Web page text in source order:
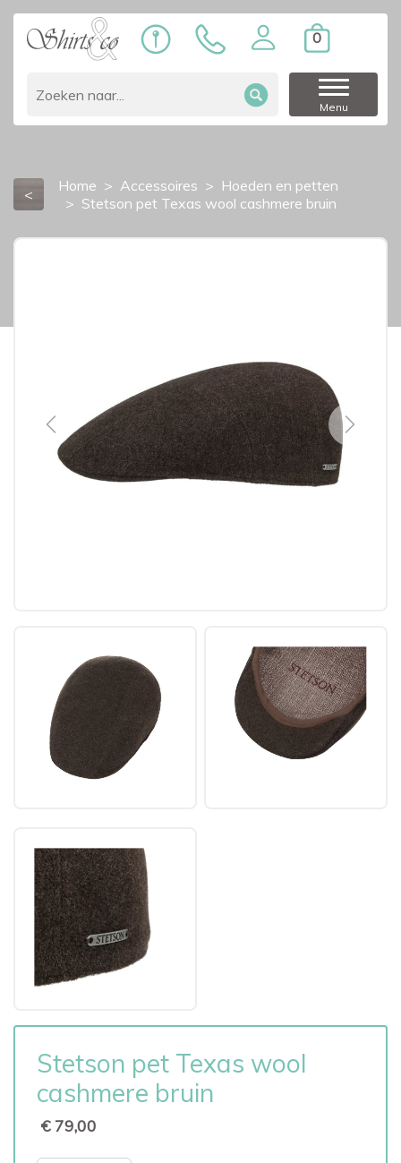
0
Menu
< Home Accessoires
Hoeden en petten
Stetson pet Texas wool cashmere bruin
Previous Next
Stetson pet Texas wool
cashmere bruin
€ 79,00